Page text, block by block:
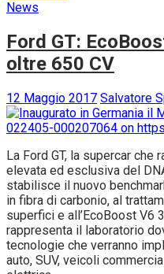
News
Ford GT:
oltre 650 CV
12 Maggio 2017 Salvatore
La Ford GT, la supercar che
elevata ed esclusiva del
stabilisce il nuovo
in fibra di carbonio, al
superfici e all’EcoBoost V6
rappresenta il laboratorio
tecnologie che verranno
auto, SUV, veicoli